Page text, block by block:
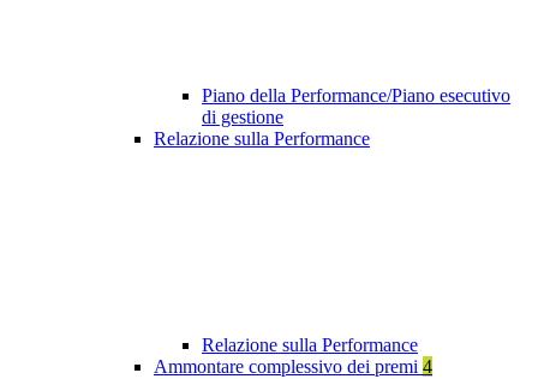
Piano della Performance/Piano esecutivo
di gestione
Relazione sulla Performance
Relazione sulla Performance
Ammontare complessivo dei premi 4